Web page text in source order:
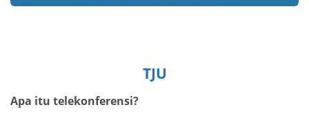
TJU
Apa itu telekonferensi?